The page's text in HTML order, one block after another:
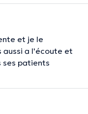
et je le
aussi a l'écoute et
ses patients